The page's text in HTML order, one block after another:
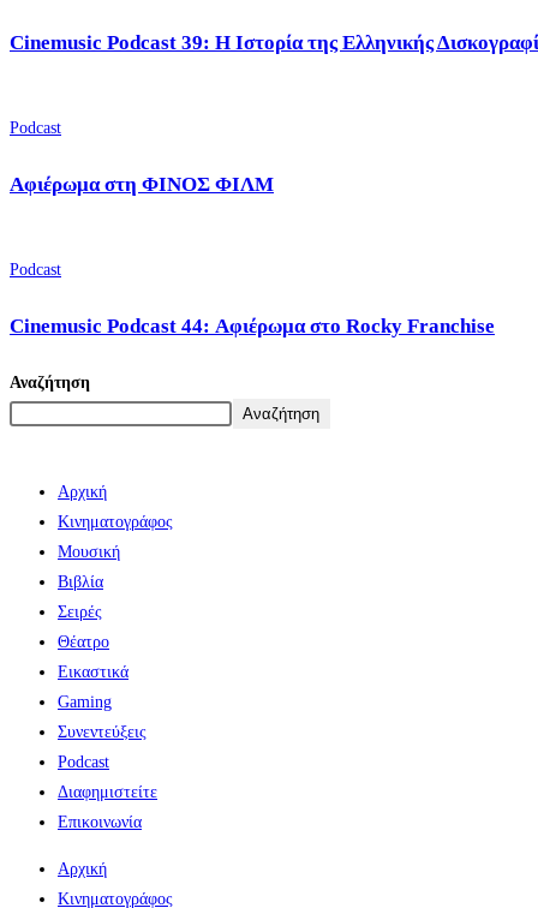
Cinemusic Podcast 39: Η Ιστορία της Ελληνικής
Podcast
Αφιέρωμα στη ΦΙΝΟΣ ΦΙΛΜ
Podcast
Cinemusic Podcast 44: Αφιέρωμα στο Rocky Franchise
Αναζήτηση
Αναζήτηση
Αρχική
Κινηματογράφος
Μουσική
Βιβλία
Σειρές
Θέατρο
Εικαστικά
Gaming
Συνεντεύξεις
Podcast
Διαφημιστείτε
Επικοινωνία
Αρχική
Κινηματογράφος